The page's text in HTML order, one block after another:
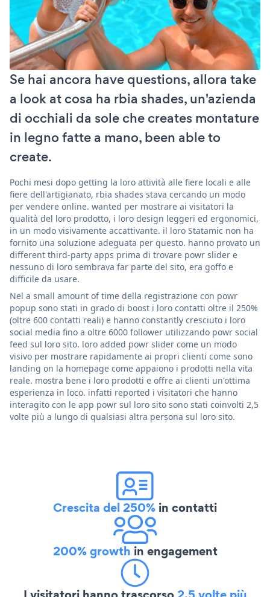
Se hai ancora have questions, allora take
a look at cosa ha rbia shades, un'azienda
di occhiali da sole che creates montature
in legno fatte a mano, been able to
create.
Pochi mesi dopo getting la loro attività alle fiere locali e alle
fiere dell'artigianato, rbia shades stava cercando un modo
per vendere online. wanted per mostrare ai visitatori la
qualità del loro prodotto, i loro design leggeri ed ergonomici,
in un modo visivamente accattivante. il loro Statamic non ha
fornito una soluzione adeguata per questo. hanno provato un
different third-party apps prima di trovare powr slider e
nessuno di loro sembrava far parte del sito, era goffo e
difficile da usare.
Nel a small amount of time della registrazione con powr
popup sono stati in grado di boost i loro contatti oltre il 250%
(oltre 600 contatti reali) e hanno constantly cresciuto i loro
social media fino a oltre 6000 follower utilizzando powr social
feed sul loro sito. loro added powr slider come un modo
visivo per mostrare rapidamente ai propri clienti come sono
landing on la homepage come appaiono i prodotti nella vita
reale. mostra bene i loro prodotti e offre ai clienti un'ottima
esperienza in loco. infatti reported i visitatori che hanno
interagito con le app powr sul loro sito sono stati coinvolti 2,5
volte più a lungo di qualsiasi altra persona sul loro sito.
Crescita del 250% in contatti
200% growth in engagement